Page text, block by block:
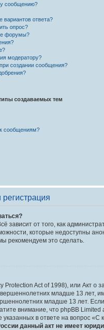
сообщению?
вариантов ответа?
опрос?
форумы?
модератору?
создании сообщения?
создаваемых тем
сообщениям?
зависит от того, как
которые недоступны
рекомендуем это сделать.
Protection Act of 1998), или Акт
младше 13 лет,
младше 13 лет.
внимание, что phpBB
в ответе на вопрос «С
данный акт не имеет